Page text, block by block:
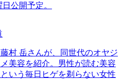
公開予定。
村 岳さんが、同世代のオヤジ
美容を紹介。男性が読む美容
いう毎日ヒゲを剃らない女性